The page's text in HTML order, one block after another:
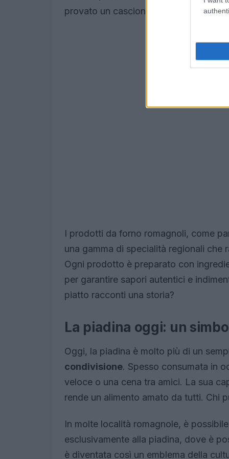
provato un cascione? È un vero e
I prodotti da forno romagnoli, come
una gamma di specialità regionali che
Ogni prodotto è preparato con
per garantire sapori autentici e
piatto racconti una storia?
La piadina oggi: un
Oggi, la piadina è molto più di un
condivisione. Spesso consumata in
veloce o una cena tra amici. La sua
rende un alimento amato da tutti. Chi
In molte località romagnole, è
esclusivamente alla piadina, dove è
è diventata così un emblema della